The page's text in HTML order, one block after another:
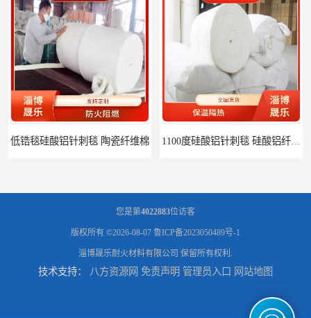
低锆毯硅酸铝针刺毯 陶瓷纤维棉
您是第4022883位访客
版权所有 ©2026-08-07 鲁ICP备2023050489号-1
淄博晟乐耐火材料有限公司 保留所有权利.
技术支持： 八方资源网 免责声明 管理员入口 网站地图